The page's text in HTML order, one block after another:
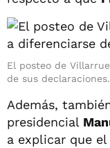
El posteo de
de sus declaraciones.
Además,
presidencial
a explicar que